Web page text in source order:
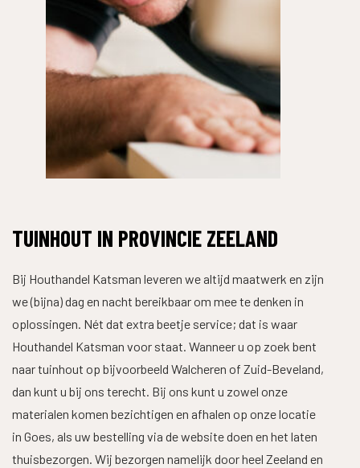
TUINHOUT IN PROVINCIE ZEELAND
Bij Houthandel Katsman leveren we altijd maatwerk en zijn
we (bijna) dag en nacht bereikbaar om mee te denken in
oplossingen. Nét dat extra beetje service; dat is waar
Houthandel Katsman voor staat. Wanneer u op zoek bent
naar tuinhout op bijvoorbeeld Walcheren of Zuid-Beveland,
dan kunt u bij ons terecht. Bij ons kunt u zowel onze
materialen komen bezichtigen en afhalen op onze locatie
in Goes, als uw bestelling via de website doen en het laten
thuisbezorgen. Wij bezorgen namelijk door heel Zeeland en